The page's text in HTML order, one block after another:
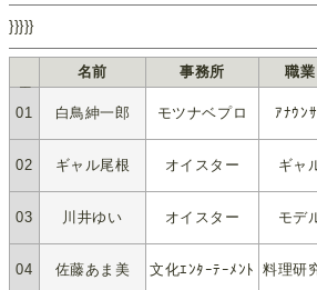
}}}}}
名前 事務所 職業
01 白鳥紳一郎 モツナベプロ ｱﾅｳﾝ
02 ギャル尾根 オイスター ギャ
03 川井ゆい オイスター モデ
04 佐藤あま美 文化ｴﾝﾀｰﾃｰﾒﾝﾄ 料理研